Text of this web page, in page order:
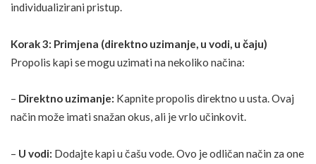
individualizirani pristup.
Korak 3: Primjena (direktno uzimanje, u vodi, u čaju)
Propolis kapi se mogu uzimati na nekoliko načina:
– Direktno uzimanje: Kapnite propolis direktno u usta. Ovaj
način može imati snažan okus, ali je vrlo učinkovit.
– U vodi: Dodajte kapi u čašu vode. Ovo je odličan način za one